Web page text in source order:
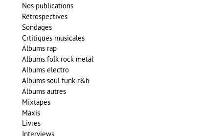
Nos publications
Rétrospectives
Sondages
Crtitiques musicales
Albums rap
Albums folk rock metal
Albums electro
Albums soul funk r&b
Albums autres
Mixtapes
Maxis
Livres
Interviews